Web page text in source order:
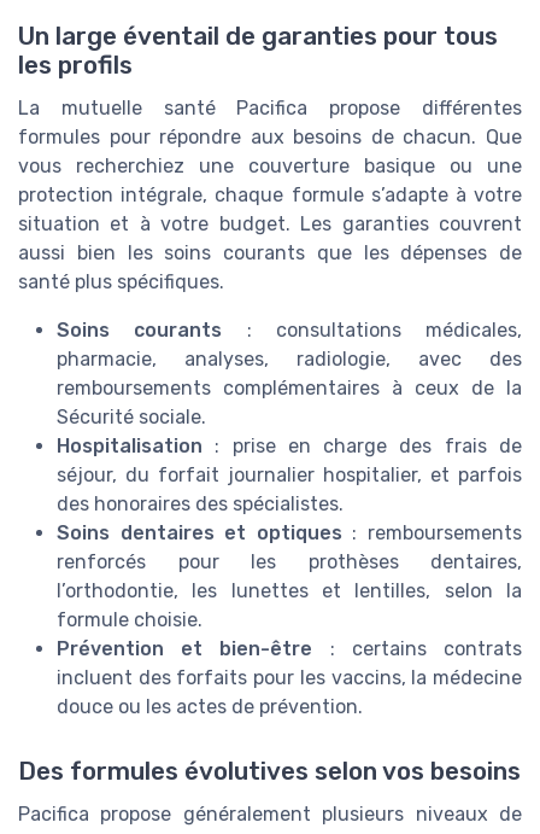
Un large éventail de garanties pour tous
les profils
La mutuelle santé Pacifica propose différentes
formules pour répondre aux besoins de chacun. Que
vous recherchiez une couverture basique ou une
protection intégrale, chaque formule s’adapte à votre
situation et à votre budget. Les garanties couvrent
aussi bien les soins courants que les dépenses de
santé plus spécifiques.
Soins courants : consultations médicales,
pharmacie, analyses, radiologie, avec des
remboursements complémentaires à ceux de la
Sécurité sociale.
Hospitalisation : prise en charge des frais de
séjour, du forfait journalier hospitalier, et parfois
des honoraires des spécialistes.
Soins dentaires et optiques : remboursements
renforcés pour les prothèses dentaires,
l’orthodontie, les lunettes et lentilles, selon la
formule choisie.
Prévention et bien-être : certains contrats
incluent des forfaits pour les vaccins, la médecine
douce ou les actes de prévention.
Des formules évolutives selon vos besoins
Pacifica propose généralement plusieurs niveaux de